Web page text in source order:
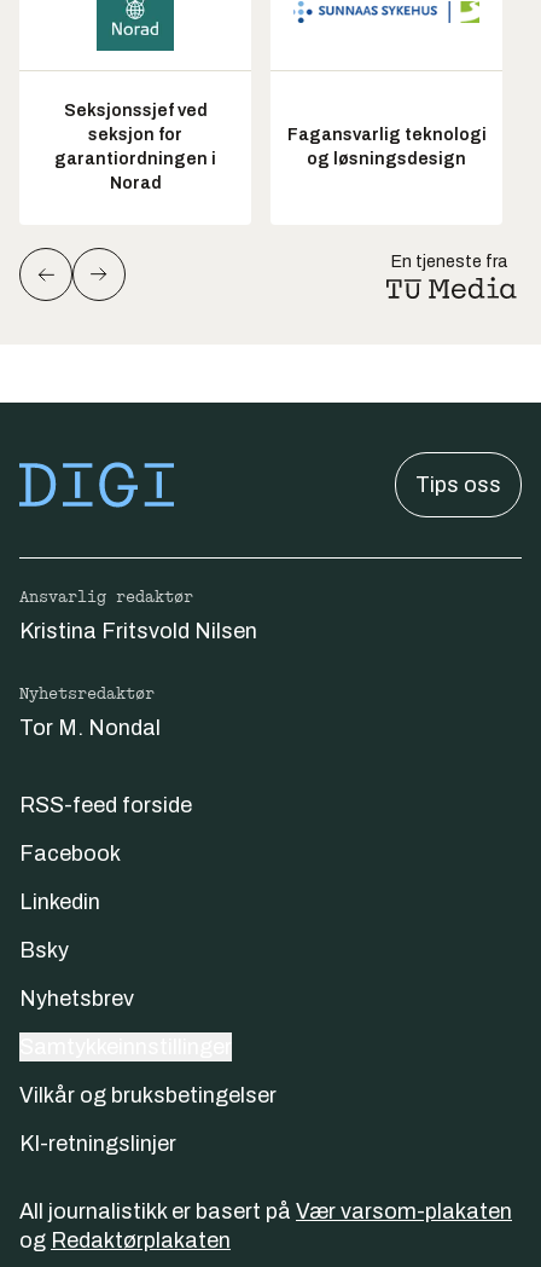
Seksjonssjef ved
seksjon for
garantiordningen i
Norad
Fagansvarlig teknologi
og løsningsdesign
En tjeneste fra
Tips oss
Ansvarlig redaktør
Kristina Fritsvold Nilsen
Nyhetsredaktør
Tor M. Nondal
RSS-feed forside
Facebook
Linkedin
Bsky
Nyhetsbrev
Vilkår og bruksbetingelser
KI-retningslinjer
All journalistikk er basert på Vær varsom-plakaten
og Redaktørplakaten